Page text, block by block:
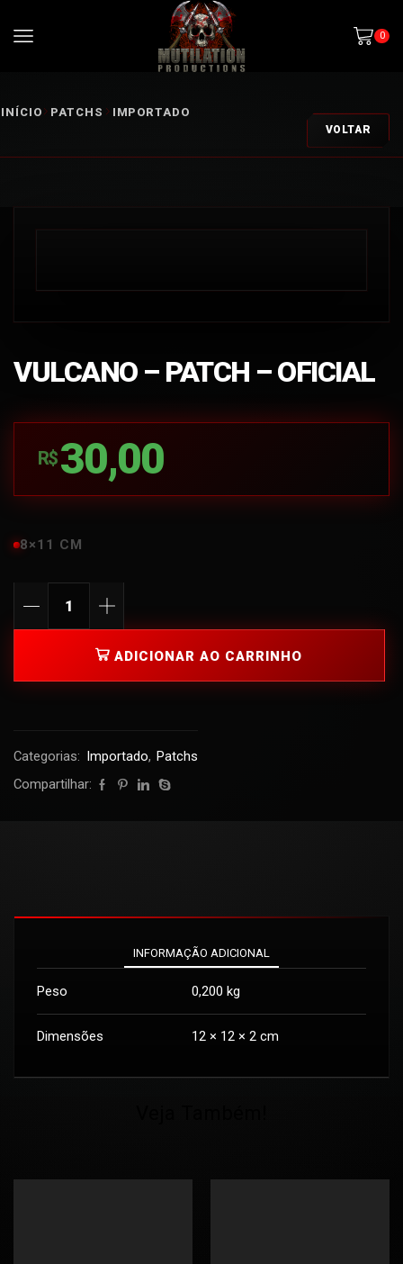
0
INÍCIO PATCHS IMPORTADO
VOLTAR
VULCANO – PATCH – OFICIAL
R$ 30,00
8×11 CM
ADICIONAR AO CARRINHO
Categorias: Importado, Patchs
Compartilhar:
INFORMAÇÃO ADICIONAL
Peso 0,200 kg
Dimensões 12 × 12 × 2 cm